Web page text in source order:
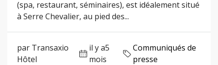
(spa, restaurant, séminaires), est idéalement situé
à Serre Chevalier, au pied des...
par Transaxio
Hôtel
il y a5
mois
Communiqués de
presse